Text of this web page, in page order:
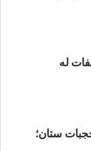
ستان؛